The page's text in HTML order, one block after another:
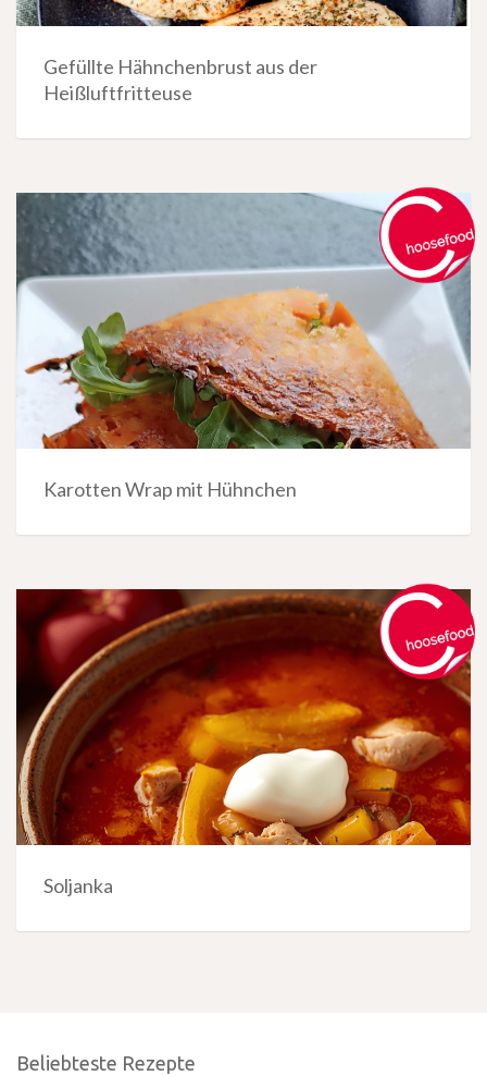
Gefüllte Hähnchenbrust aus der
Heißluftfritteuse
Karotten Wrap mit Hühnchen
Soljanka
Beliebteste Rezepte